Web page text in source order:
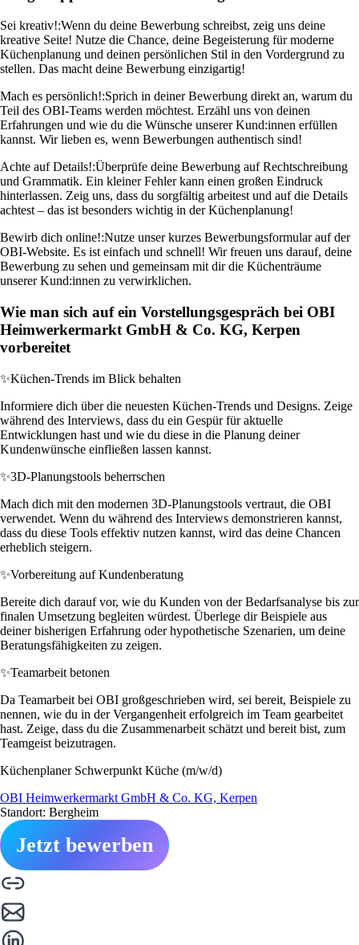
Sei kreativ!:Wenn du deine Bewerbung schreibst, zeig uns deine
kreative Seite! Nutze die Chance, deine Begeisterung für moderne
Küchenplanung und deinen persönlichen Stil in den Vordergrund zu
stellen. Das macht deine Bewerbung einzigartig!
Mach es persönlich!:Sprich in deiner Bewerbung direkt an, warum du
Teil des OBI-Teams werden möchtest. Erzähl uns von deinen
Erfahrungen und wie du die Wünsche unserer Kund:innen erfüllen
kannst. Wir lieben es, wenn Bewerbungen authentisch sind!
Achte auf Details!:Überprüfe deine Bewerbung auf Rechtschreibung
und Grammatik. Ein kleiner Fehler kann einen großen Eindruck
hinterlassen. Zeig uns, dass du sorgfältig arbeitest und auf die Details
achtest – das ist besonders wichtig in der Küchenplanung!
Bewirb dich online!:Nutze unser kurzes Bewerbungsformular auf der
OBI-Website. Es ist einfach und schnell! Wir freuen uns darauf, deine
Bewerbung zu sehen und gemeinsam mit dir die Küchenträume
unserer Kund:innen zu verwirklichen.
Wie man sich auf ein Vorstellungsgespräch bei OBI
Heimwerkermarkt GmbH & Co. KG, Kerpen
vorbereitet
✨Küchen-Trends im Blick behalten
Informiere dich über die neuesten Küchen-Trends und Designs. Zeige
während des Interviews, dass du ein Gespür für aktuelle
Entwicklungen hast und wie du diese in die Planung deiner
Kundenwünsche einfließen lassen kannst.
✨3D-Planungstools beherrschen
Mach dich mit den modernen 3D-Planungstools vertraut, die OBI
verwendet. Wenn du während des Interviews demonstrieren kannst,
dass du diese Tools effektiv nutzen kannst, wird das deine Chancen
erheblich steigern.
✨Vorbereitung auf Kundenberatung
Bereite dich darauf vor, wie du Kunden von der Bedarfsanalyse bis zur
finalen Umsetzung begleiten würdest. Überlege dir Beispiele aus
deiner bisherigen Erfahrung oder hypothetische Szenarien, um deine
Beratungsfähigkeiten zu zeigen.
✨Teamarbeit betonen
Da Teamarbeit bei OBI großgeschrieben wird, sei bereit, Beispiele zu
nennen, wie du in der Vergangenheit erfolgreich im Team gearbeitet
hast. Zeige, dass du die Zusammenarbeit schätzt und bereit bist, zum
Teamgeist beizutragen.
Küchenplaner Schwerpunkt Küche (m/w/d)
OBI Heimwerkermarkt GmbH & Co. KG, Kerpen
Standort: Bergheim
Jetzt bewerben